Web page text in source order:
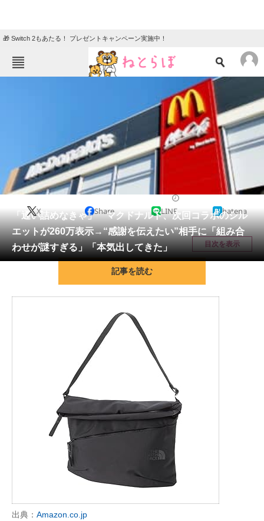
🎁 Switch 2もあたる！ プレゼントキャンペーン実施中！
ニュース
地域
住まい 教育・育児
動物 リサーチ
会員記事
メディア
注目記事を集めた総合ページ
スマホと通信の最新トレンド
進化するPCとデバイスの未来
好きが集まる 比べて選べる
ビジネスと働き方のヒント
AI活用のいまが分かる
企業ITのトレンドを詳説
経営リーダーのコミュニティ
ITエンジニア向け専門サイト
「通い詰めなきゃ」 マクドナルド、次回コラボのシル
エットが260万表示→“感謝を伝えたい”相手に「組み合
わせが謎すぎる」「本気出してきた」
X Share LINE hatena
目次を表示
記事を読む
出典： Amazon.co.jp